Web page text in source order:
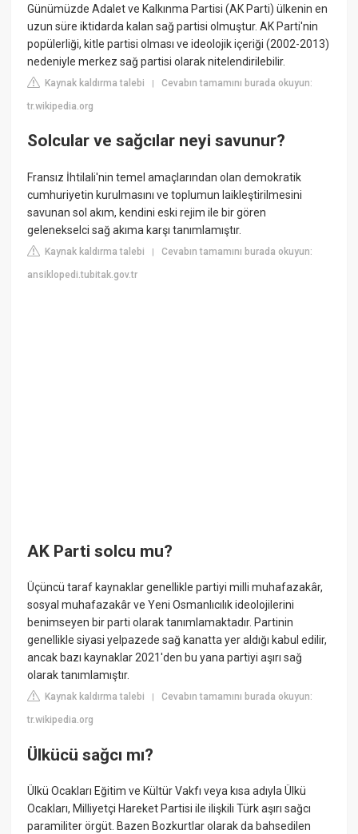
Günümüzde Adalet ve Kalkınma Partisi (AK Parti) ülkenin en
uzun süre iktidarda kalan sağ partisi olmuştur. AK Parti'nin
popülerliği, kitle partisi olması ve ideolojik içeriği (2002-2013)
nedeniyle merkez sağ partisi olarak nitelendirilebilir.
Kaynak kaldırma talebi |Cevabın tamamını burada okuyun:
tr.wikipedia.org
Solcular ve sağcılar neyi savunur?
Fransız İhtilali'nin temel amaçlarından olan demokratik
cumhuriyetin kurulmasını ve toplumun laikleştirilmesini
savunan sol akım, kendini eski rejim ile bir gören
gelenekselci sağ akıma karşı tanımlamıştır.
Kaynak kaldırma talebi |Cevabın tamamını burada okuyun:
ansiklopedi.tubitak.gov.tr
AK Parti solcu mu?
Üçüncü taraf kaynaklar genellikle partiyi milli muhafazakâr,
sosyal muhafazakâr ve Yeni Osmanlıcılık ideolojilerini
benimseyen bir parti olarak tanımlamaktadır. Partinin
genellikle siyasi yelpazede sağ kanatta yer aldığı kabul edilir,
ancak bazı kaynaklar 2021'den bu yana partiyi aşırı sağ
olarak tanımlamıştır.
Kaynak kaldırma talebi |Cevabın tamamını burada okuyun:
tr.wikipedia.org
Ülkücü sağcı mı?
Ülkü Ocakları Eğitim ve Kültür Vakfı veya kısa adıyla Ülkü
Ocakları, Milliyetçi Hareket Partisi ile ilişkili Türk aşırı sağcı
paramiliter örgüt. Bazen Bozkurtlar olarak da bahsedilen